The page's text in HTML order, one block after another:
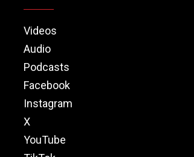
Videos
Audio
Podcasts
Facebook
Instagram
X
YouTube